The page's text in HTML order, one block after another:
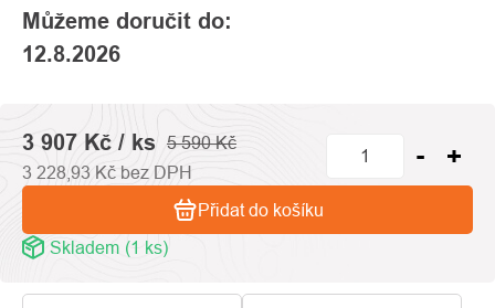
Můžeme doručit do:
12.8.2026
5 590 Kč
3 907 Kč / ks
3 228,93 Kč bez DPH
Skladem (1 ks)
Přidat do košíku